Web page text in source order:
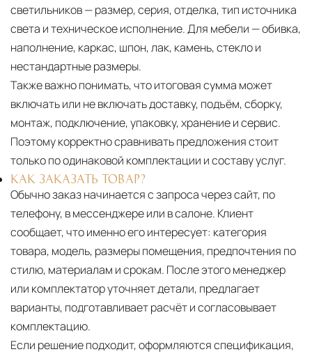
светильников — размер, серия, отделка, тип источника
света и техническое исполнение. Для мебели — обивка,
наполнение, каркас, шпон, лак, камень, стекло и
нестандартные размеры.
Также важно понимать, что итоговая сумма может
включать или не включать доставку, подъём, сборку,
монтаж, подключение, упаковку, хранение и сервис.
Поэтому корректно сравнивать предложения стоит
только по одинаковой комплектации и составу услуг.
КАК ЗАКАЗАТЬ ТОВАР?
Обычно заказ начинается с запроса через сайт, по
телефону, в мессенджере или в салоне. Клиент
сообщает, что именно его интересует: категория
товара, модель, размеры помещения, предпочтения по
стилю, материалам и срокам. После этого менеджер
или комплектатор уточняет детали, предлагает
варианты, подготавливает расчёт и согласовывает
комплектацию.
Если решение подходит, оформляются спецификация,